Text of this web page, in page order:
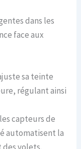
dans les
face aux
sa teinte
régulant ainsi
capteurs de
automatisent la